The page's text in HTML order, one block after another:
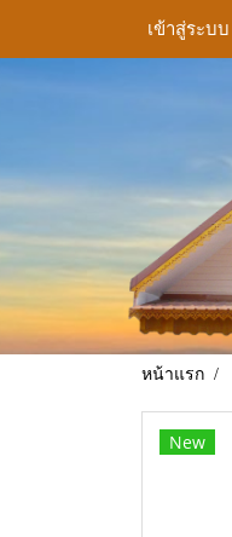
เข้าสู่ระบบ
หน้าแรก
New